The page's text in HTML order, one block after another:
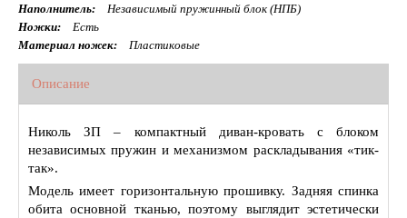
Наполнитель:
Независимый пружинный блок (НПБ)
Ножки:
Есть
Материал ножек:
Пластиковые
Описание
Николь ЗП – компактный диван-кровать с блоком
независимых пружин и механизмом раскладывания «тик-
так».
Модель имеет горизонтальную прошивку. Задняя спинка
обита основной тканью, поэтому выглядит эстетически